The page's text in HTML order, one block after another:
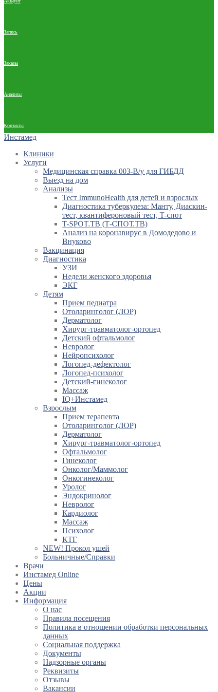
Запись
Заказы
Анализы
Контакты
Инстамед
Клиники
Услуги
Медицинская справка 003-В/у для ГИБДД
Выезд на дом
Анализы
Тест ImmunoHealth для детей и взрослых
Диагностика туберкулеза: Манту, Диаскин-
тест, квантифероновый тест, Т-спот
T-SPOT.TB (Т-СПОТ.ТВ)
Анализ на коронавирус в Домодедово и
Внуково
Вакцинация
Диагностика
УЗИ
Недели женского здоровья
ЭКГ
Детям
Прием педиатра
Отоларинголог (ЛОР)
Дерматолог
Хирург-травматолог-ортопед
Детский офтальмолог
Невролог
Нейропсихолог
Логопед-дефектолог
Логопед-психолог
Детский-гинеколог
Массаж
IQ+Инстамед
Взрослым
Прием терапевта
Отоларинголог (ЛОР)
Дерматолог
Хирург-травматолог-ортопед
Офтальмолог
Гинеколог
Онколог/Маммолог
Онкогинеколог
Уролог
Эндокринолог
Невролог
Кардиолог
Массаж
Психолог
КТГ
NEW! Прокол ушей
Больничные/Справки
Врачи
Инстамед Online
Цены
Акции
Информация
О нас
Правила посещения
Политика в отношении обработки персональных
данных
Социальная поддержка
Документы
Надзорные органы
Реквизиты
Отзывы
Вакансии